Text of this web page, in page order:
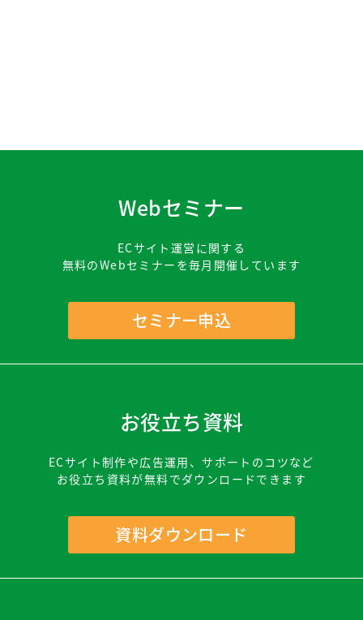
Webセミナー
ECサイト運営に関する
無料のWebセミナーを毎月開催しています
セミナー申込
お役立ち資料
ECサイト制作や広告運用、サポートのコツなど
お役立ち資料が無料でダウンロードできます
資料ダウンロード